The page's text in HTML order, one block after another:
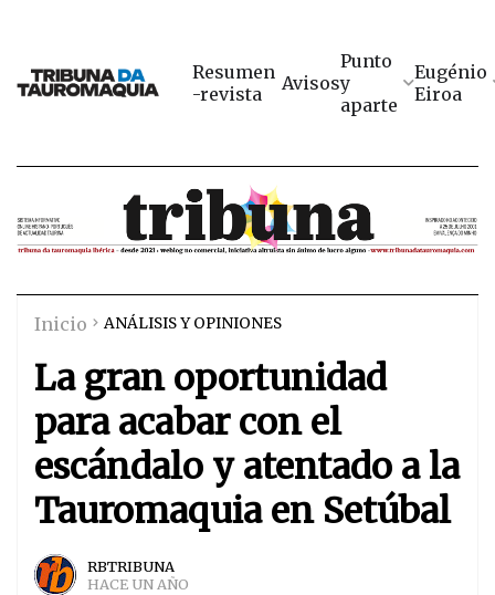
Resumen
-revista
Avisos
Punto
y
aparte
Eugénio
Eiroa
Inicio ANÁLISIS Y OPINIONES
La gran oportunidad
para acabar con el
escándalo y atentado a la
Tauromaquia en Setúbal
RBTRIBUNA
HACE UN AÑO